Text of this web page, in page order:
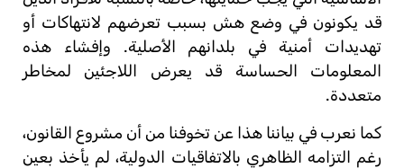
قد يكونون في وضع هش بسبب تعرضهم لانتهاكات أو
تهديدات أمنية في بلدانهم الأصلية. وإفشاء هذه
المعلومات الحساسة قد يعرض اللاجئين لمخاطر
متعددة.
كما نعرب في بياننا هذا عن تخوفنا من أن مشروع القانون،
رغم التزامه الظاهري بالاتفاقيات الدولية، لم يأخذ بعين